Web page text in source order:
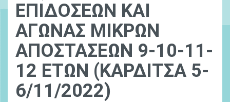
ΕΠΙΔΟΣΕΩΝ ΚΑΙ
ΑΓΩΝΑΣ ΜΙΚΡΩΝ
ΑΠΟΣΤΑΣΕΩΝ 9-10-11-
12 ΕΤΩΝ (ΚΑΡΔΙΤΣΑ 5-
6/11/2022)